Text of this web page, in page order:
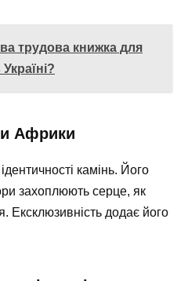
трудова книжка для
Африки
камінь. Його
захоплюють серце, як
Ексклюзивність додає його